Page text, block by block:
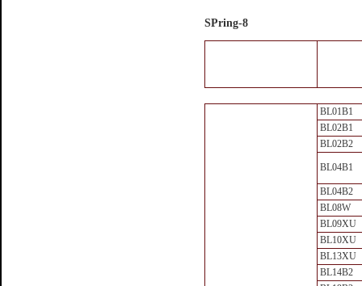
SPring-8
BL01B1
BL02B1
BL02B2
BL04B1
BL04B2
BL08W
BL09XU
BL10XU
BL13XU
BL14B2